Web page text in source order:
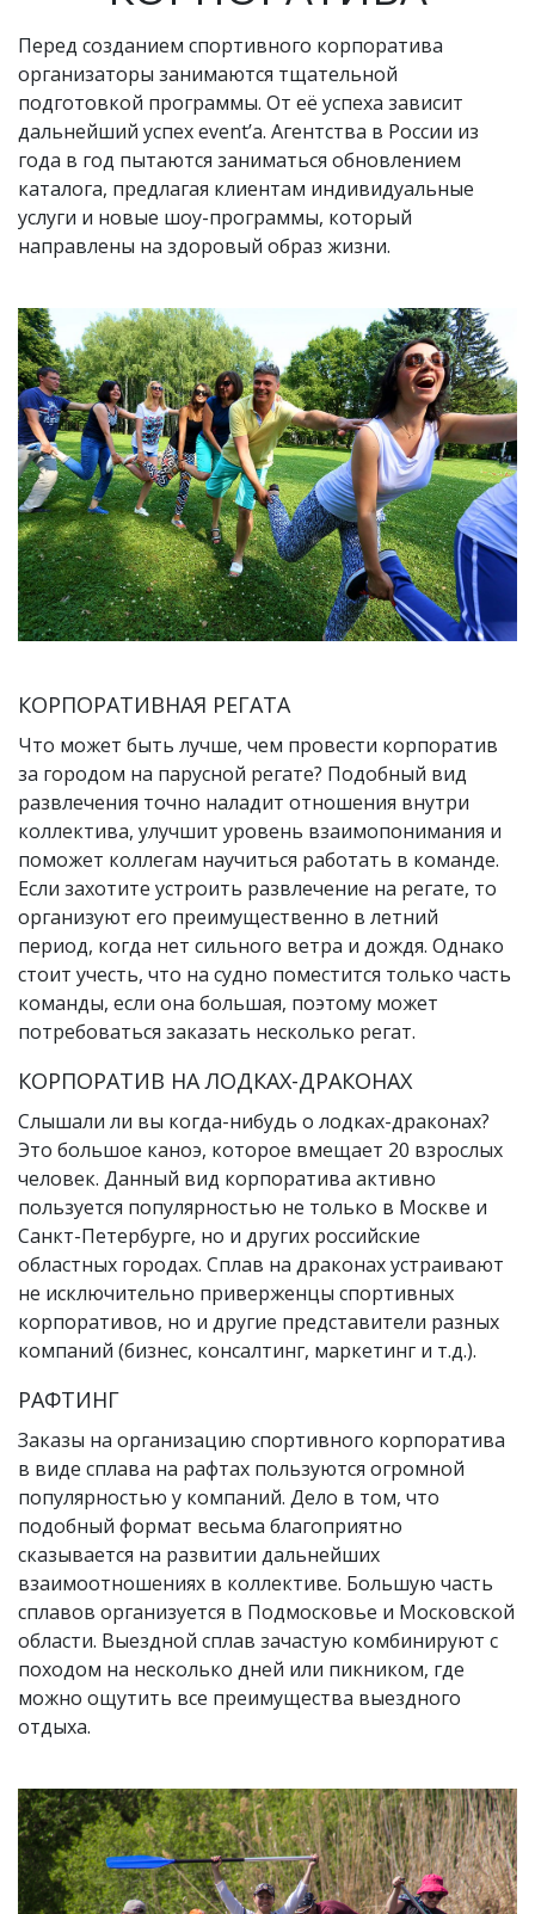
Перед созданием спортивного корпоратива
организаторы занимаются тщательной
подготовкой программы. От её успеха зависит
дальнейший успех event’a. Агентства в России из
года в год пытаются заниматься обновлением
каталога, предлагая клиентам индивидуальные
услуги и новые шоу-программы, который
направлены на здоровый образ жизни.
КОРПОРАТИВНАЯ РЕГАТА
Что может быть лучше, чем провести корпоратив
за городом на парусной регате? Подобный вид
развлечения точно наладит отношения внутри
коллектива, улучшит уровень взаимопонимания и
поможет коллегам научиться работать в команде.
Если захотите устроить развлечение на регате, то
организуют его преимущественно в летний
период, когда нет сильного ветра и дождя. Однако
стоит учесть, что на судно поместится только часть
команды, если она большая, поэтому может
потребоваться заказать несколько регат.
КОРПОРАТИВ НА ЛОДКАХ-ДРАКОНАХ
Слышали ли вы когда-нибудь о лодках-драконах?
Это большое каноэ, которое вмещает 20 взрослых
человек. Данный вид корпоратива активно
пользуется популярностью не только в Москве и
Санкт-Петербурге, но и других российские
областных городах. Сплав на драконах устраивают
не исключительно приверженцы спортивных
корпоративов, но и другие представители разных
компаний (бизнес, консалтинг, маркетинг и т.д.).
РАФТИНГ
Заказы на организацию спортивного корпоратива
в виде сплава на рафтах пользуются огромной
популярностью у компаний. Дело в том, что
подобный формат весьма благоприятно
сказывается на развитии дальнейших
взаимоотношениях в коллективе. Большую часть
сплавов организуется в Подмосковье и Московской
области. Выездной сплав зачастую комбинируют с
походом на несколько дней или пикником, где
можно ощутить все преимущества выездного
отдыха.